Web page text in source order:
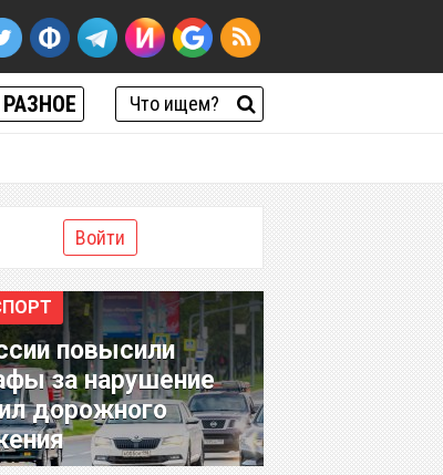
РАЗНОЕ
Войти
повысили
за нарушение
дорожного